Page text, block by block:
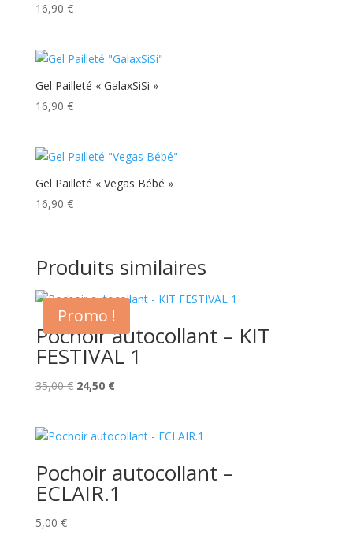
16,90 €
Gel Pailleté « GalaxSiSi »
16,90 €
Gel Pailleté « Vegas Bébé »
16,90 €
Produits similaires
Promo !
Pochoir autocollant – KIT
FESTIVAL 1
35,00€ Le
était :
24,50 €Le
est :
Pochoir autocollant –
ECLAIR.1
5,00 €